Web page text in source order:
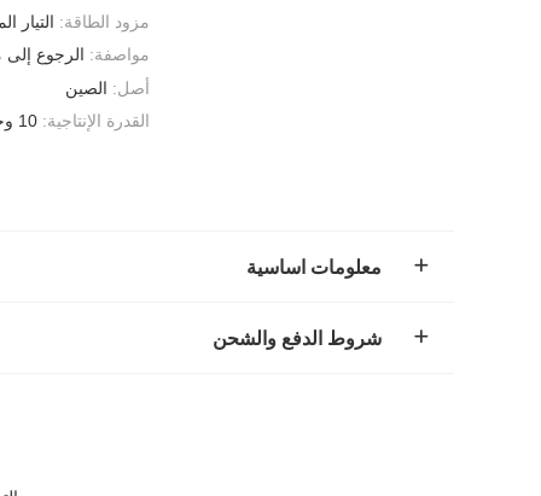
مزود الطاقة: التيار
مواصفة: الرجوع
أصل: الصين
القدرة الإنتاجية: 10 وحدة/شهر
معلومات اساسية
شروط الدفع والشحن